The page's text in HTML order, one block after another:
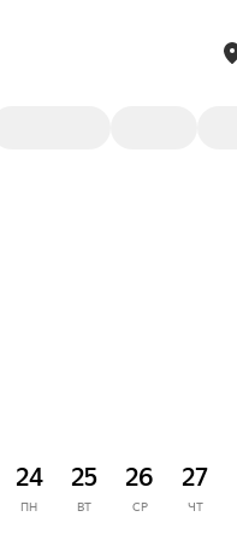
24
ПН
25
ВТ
26
СР
27
ЧТ